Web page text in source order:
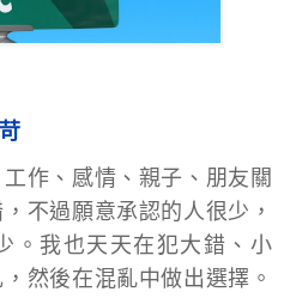
作、感情、親子、朋友關
不過願意承認的人很少，
。我也天天在犯大錯、小
然後在混亂中做出選擇。